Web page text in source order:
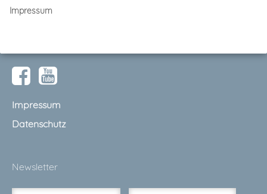
Galerie
Impressum
Datenschutz
Newsletter
Impressum